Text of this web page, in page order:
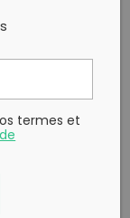
à partager
termes et